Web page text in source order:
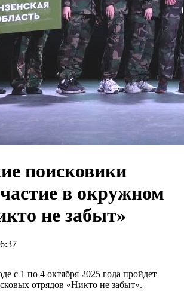
поисковики
в окружном
не забыт»
с 1 по 4 октября 2025 года пройдет
отрядов «Никто не забыт».